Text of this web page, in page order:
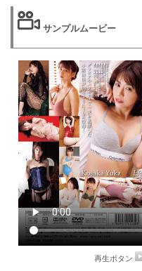
サンプルムービー
再生ボタン